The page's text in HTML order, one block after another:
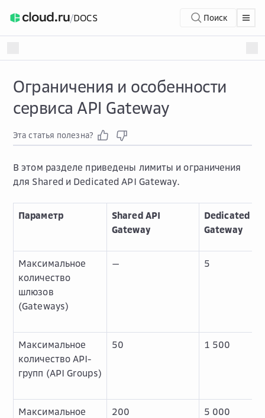
/DOCS Поиск
Ограничения и особенности
сервиса API Gateway
Эта статья полезна?
В этом разделе приведены лимиты и ограничения
для Shared и Dedicated API Gateway.
Параметр
Shared API
Gateway
Dedicated
Gateway
Максимальное
количество
шлюзов
(Gateways)
— 5
Максимальное
количество API-
групп (API Groups)
50 1 500
Максимальное
200 5 000